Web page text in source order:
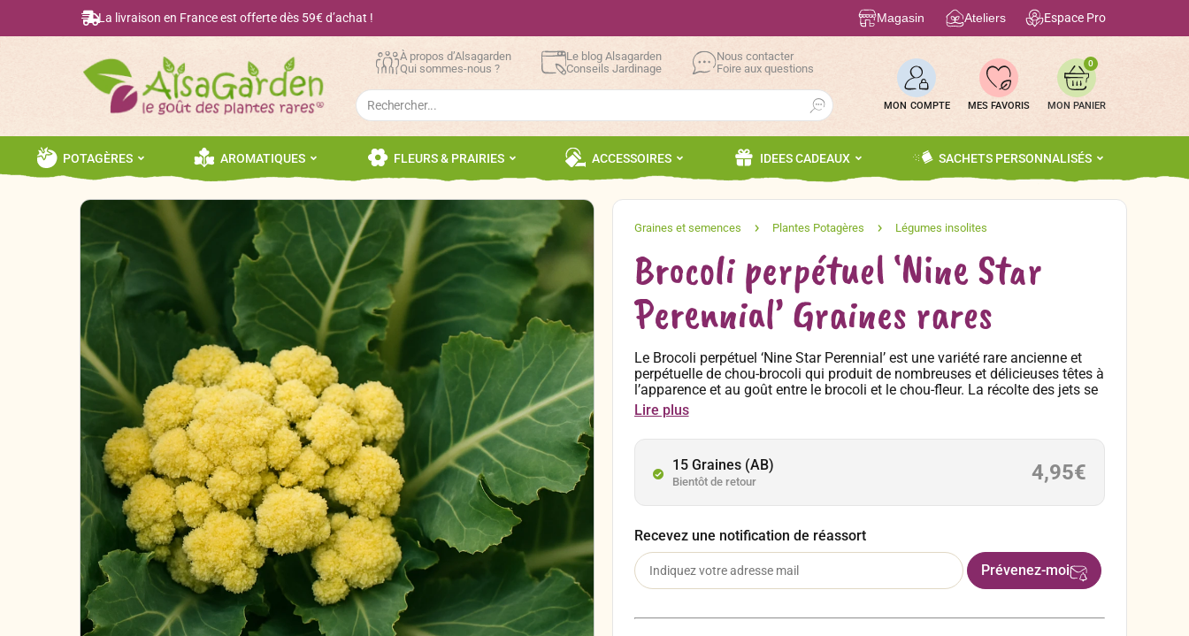
La livraison en France est offerte dès 59€ d’achat ! Magasin Ateliers Espace Pro
À propos d’Alsagarden
Qui sommes-nous ?
Le blog Alsagarden
Conseils Jardinage
Nous contacter
Foire aux questions
Search
for:
Search Button
MON COMPTE MES FAVORIS
0
POTAGÈRES AROMATIQUES FLEURS & PRAIRIES ACCESSOIRES IDEES CADEAUX SACHETS PERSONNALISÉS
Brocoli perpétuel ‘Nine Star
Perennial’ Graines rares
Le Brocoli perpétuel ‘Nine Star Perennial’ est une variété rare ancienne et
perpétuelle de chou-brocoli qui produit de nombreuses et délicieuses têtes à
l’apparence et au goût entre le brocoli et le chou-fleur. La récolte des jets se
fait au printemps, à partir de la seconde année.
Lire plus
15 Graines (AB)
Bientôt de retour 4,95€
Recevez une notification de réassort